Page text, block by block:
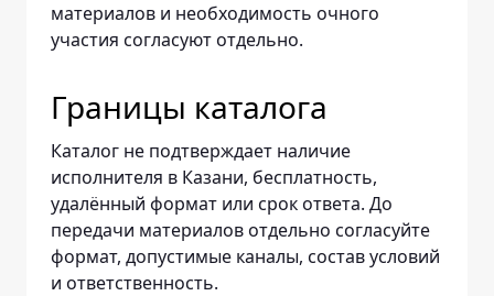
материалов и необходимость очного
участия согласуют отдельно.
Границы каталога
Каталог не подтверждает наличие
исполнителя в Казани, бесплатность,
удалённый формат или срок ответа. До
передачи материалов отдельно согласуйте
формат, допустимые каналы, состав условий
и ответственность.